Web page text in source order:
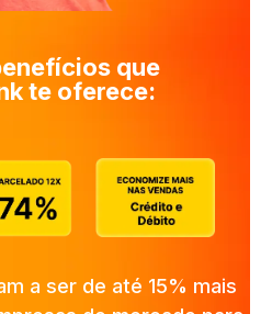
que
te oferece:
a ser de até 15% mais